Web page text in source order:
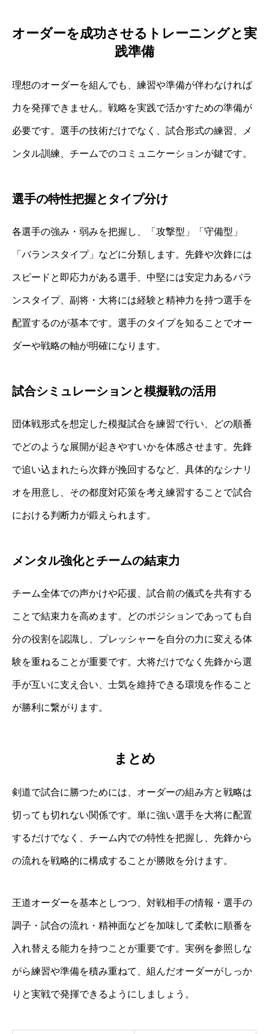
オーダーを成功させるトレーニングと実
践準備
理想のオーダーを組んでも、練習や準備が伴わなければ
力を発揮できません。戦略を実践で活かすための準備が
必要です。選手の技術だけでなく、試合形式の練習、メ
ンタル訓練、チームでのコミュニケーションが鍵です。
選手の特性把握とタイプ分け
各選手の強み・弱みを把握し、「攻撃型」「守備型」
「バランスタイプ」などに分類します。先鋒や次鋒には
スピードと即応力がある選手、中堅には安定力あるバラ
ンスタイプ、副将・大将には経験と精神力を持つ選手を
配置するのが基本です。選手のタイプを知ることでオー
ダーや戦略の軸が明確になります。
試合シミュレーションと模擬戦の活用
団体戦形式を想定した模擬試合を練習で行い、どの順番
でどのような展開が起きやすいかを体感させます。先鋒
で追い込まれたら次鋒が挽回するなど、具体的なシナリ
オを用意し、その都度対応策を考え練習することで試合
における判断力が鍛えられます。
メンタル強化とチームの結束力
チーム全体での声かけや応援、試合前の儀式を共有する
ことで結束力を高めます。どのポジションであっても自
分の役割を認識し、プレッシャーを自分の力に変える体
験を重ねることが重要です。大将だけでなく先鋒から選
手が互いに支え合い、士気を維持できる環境を作ること
が勝利に繋がります。
まとめ
剣道で試合に勝つためには、オーダーの組み方と戦略は
切っても切れない関係です。単に強い選手を大将に配置
するだけでなく、チーム内での特性を把握し、先鋒から
の流れを戦略的に構成することが勝敗を分けます。
王道オーダーを基本としつつ、対戦相手の情報・選手の
調子・試合の流れ・精神面などを加味して柔軟に順番を
入れ替える能力を持つことが重要です。実例を参照しな
がら練習や準備を積み重ねて、組んだオーダーがしっか
りと実戦で発揮できるようにしましょう。